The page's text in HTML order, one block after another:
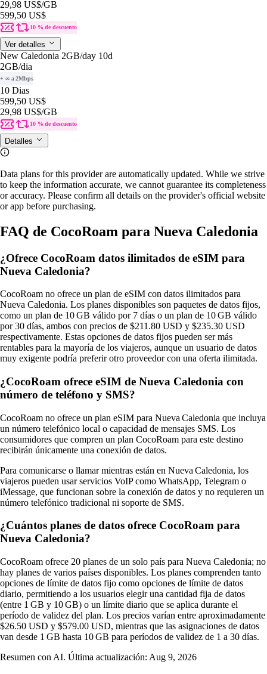
29,98 US$/GB
599,50 US$
10 % de descuento
Ver detalles
New Caledonia 2GB/day 10d
2GB/dia
+ ∞ a 2Mbps
10 Dias
599,50 US$
29,98 US$/GB
10 % de descuento
Detalles
Data plans for this provider are automatically updated. While we strive
to keep the information accurate, we cannot guarantee its completeness
or accuracy. Please confirm all details on the provider's official website
or app before purchasing.
FAQ de CocoRoam para Nueva Caledonia
¿Ofrece CocoRoam datos ilimitados de eSIM para
Nueva Caledonia?
CocoRoam no ofrece un plan de eSIM con datos ilimitados para
Nueva Caledonia. Los planes disponibles son paquetes de datos fijos,
como un plan de 10 GB válido por 7 días o un plan de 10 GB válido
por 30 días, ambos con precios de $211.80 USD y $235.30 USD
respectivamente. Estas opciones de datos fijos pueden ser más
rentables para la mayoría de los viajeros, aunque un usuario de datos
muy exigente podría preferir otro proveedor con una oferta ilimitada.
¿CocoRoam ofrece eSIM de Nueva Caledonia con
número de teléfono y SMS?
CocoRoam no ofrece un plan eSIM para Nueva Caledonia que incluya
un número telefónico local o capacidad de mensajes SMS. Los
consumidores que compren un plan CocoRoam para este destino
recibirán únicamente una conexión de datos.
Para comunicarse o llamar mientras están en Nueva Caledonia, los
viajeros pueden usar servicios VoIP como WhatsApp, Telegram o
iMessage, que funcionan sobre la conexión de datos y no requieren un
número telefónico tradicional ni soporte de SMS.
¿Cuántos planes de datos ofrece CocoRoam para
Nueva Caledonia?
CocoRoam ofrece 20 planes de un solo país para Nueva Caledonia; no
hay planes de varios países disponibles. Los planes comprenden tanto
opciones de límite de datos fijo como opciones de límite de datos
diario, permitiendo a los usuarios elegir una cantidad fija de datos
(entre 1 GB y 10 GB) o un límite diario que se aplica durante el
período de validez del plan. Los precios varían entre aproximadamente
$26.50 USD y $579.00 USD, mientras que las asignaciones de datos
van desde 1 GB hasta 10 GB para períodos de validez de 1 a 30 días.
Resumen con AI. Última actualización: Aug 9, 2026